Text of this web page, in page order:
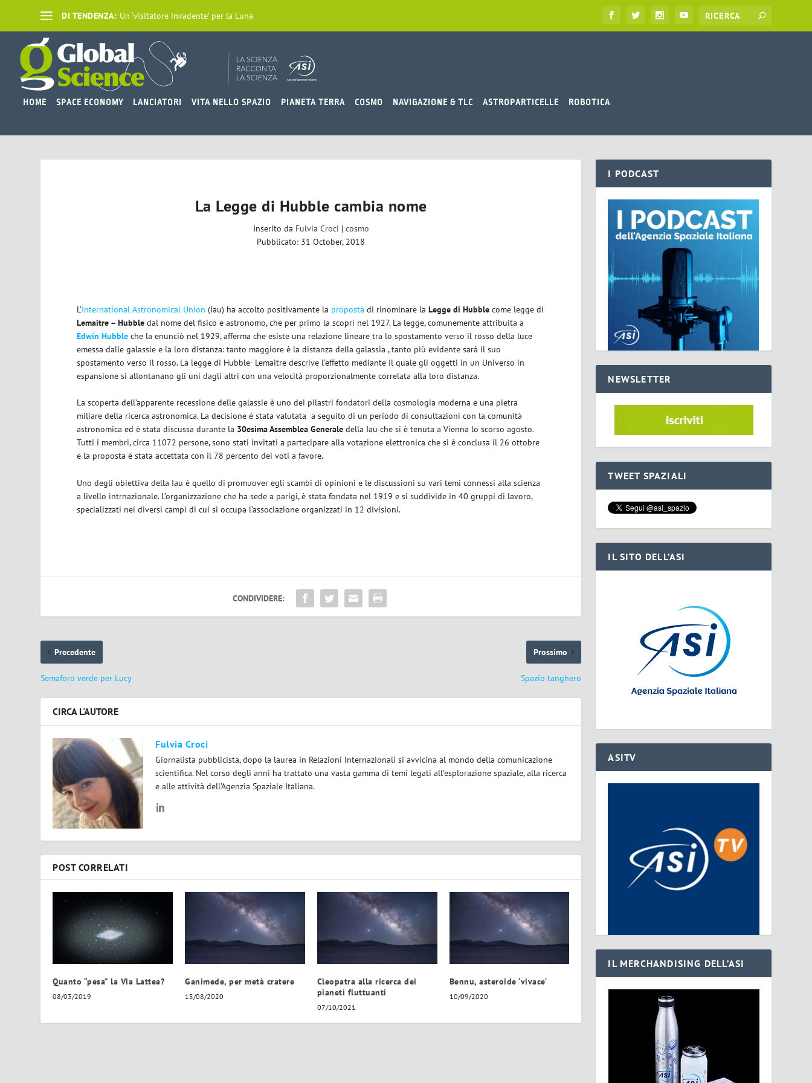
DI TENDENZA: Un ‘visitatore invadente’ per la Luna
HOME SPACE ECONOMY LANCIATORI VITA NELLO SPAZIO PIANETA TERRA COSMO NAVIGAZIONE & TLC ASTROPARTICELLE ROBOTICA
La Legge di Hubble cambia nome
Inserito da Fulvia Croci | cosmo
Pubblicato: 31 October, 2018
L’International Astronomical Union (Iau) ha accolto positivamente la proposta di rinominare laLegge di Hubble come legge di
Lemaitre – Hubble dal nome del fisico e astronomo, che per primo la scoprì nel 1927. La legge, comunemente attribuita a
Edwin Hubble che la enunciò nel 1929, afferma che esiste una relazione lineare tra lo spostamento verso il rosso della luce
emessa dalle galassie e la loro distanza: tanto maggiore è la distanza della galassia , tanto più evidente sarà il suo
spostamento verso il rosso. La legge di Hubble- Lemaitre descrive l’effetto mediante il quale gli oggetti in un Universo in
espansione si allontanano gli uni dagli altri con una velocità proporzionalmente correlata alla loro distanza.
La scoperta dell’apparente recessione delle galassie è uno dei pilastri fondatori della cosmologia moderna e una pietra
miliare della ricerca astronomica. La decisione è stata valutata a seguito di un periodo di consultazioni con la comunità
astronomica ed è stata discussa durante la 30esima Assemblea Generale della Iau che si è tenuta a Vienna lo scorso agosto.
Tutti i membri, circa 11072 persone, sono stati invitati a partecipare alla votazione elettronica che si è conclusa il 26 ottobre
e la proposta è stata accettata con il 78 percento dei voti a favore.
Uno degli obiettiva della Iau è quello di promuover egli scambi di opinioni e le discussioni su vari temi connessi alla scienza
a livello intrnazionale. L’organizzazione che ha sede a parigi, è stata fondata nel 1919 e si suddivide in 40 gruppi di lavoro,
specializzati nei diversi campi di cui si occupa l’associazione organizzati in 12 divisioni.
CONDIVIDERE:
Precedente
Semaforo verde per Lucy
Prossimo
Spazio tanghero
CIRCA L'AUTORE
Fulvia Croci
Giornalista pubblicista, dopo la laurea in Relazioni Internazionali si avvicina al mondo della comunicazione
scientifica. Nel corso degli anni ha trattato una vasta gamma di temi legati all'esplorazione spaziale, alla ricerca
e alle attività dell’Agenzia Spaziale Italiana.
POST CORRELATI
Quanto “pesa” la Via Lattea?
08/03/2019
Ganimede, per metà cratere
15/08/2020
Cleopatra alla ricerca dei
pianeti fluttuanti
07/10/2021
Bennu, asteroide ‘vivace’
10/09/2020
I PODCAST
NEWSLETTER
TWEET SPAZIALI
IL SITO DELL’ASI
ASITV
IL MERCHANDISING DELL’ASI